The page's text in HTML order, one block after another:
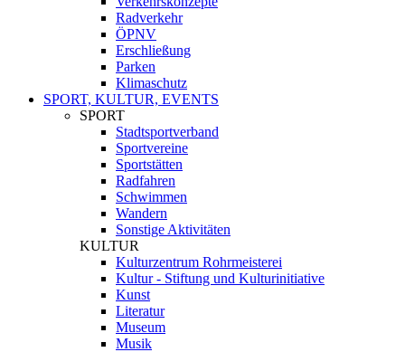
Radverkehr
ÖPNV
Erschließung
Parken
Klimaschutz
SPORT, KULTUR, EVENTS
SPORT
Stadtsportverband
Sportvereine
Sportstätten
Radfahren
Schwimmen
Wandern
Sonstige Aktivitäten
KULTUR
Kulturzentrum Rohrmeisterei
Kultur - Stiftung und Kulturinitiative
Kunst
Literatur
Museum
Musik